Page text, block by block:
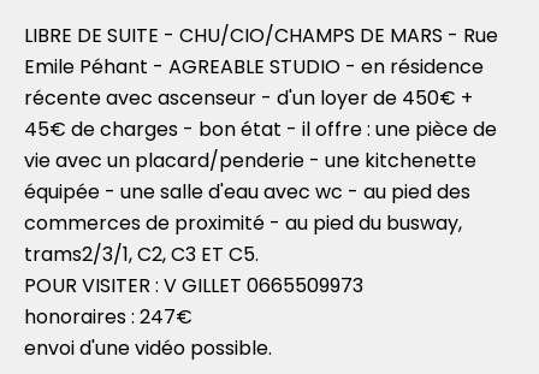
LIBRE DE SUITE - CHU/CIO/CHAMPS DE MARS - Rue
Emile Péhant - AGREABLE STUDIO - en résidence
récente avec ascenseur - d'un loyer de 450€ +
45€ de charges - bon état - il offre : une pièce de
vie avec un placard/penderie - une kitchenette
équipée - une salle d'eau avec wc - au pied des
commerces de proximité - au pied du busway,
trams2/3/1, C2, C3 ET C5.
POUR VISITER : V GILLET 0665509973
honoraires : 247€
envoi d'une vidéo possible.